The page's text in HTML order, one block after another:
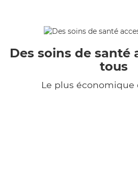
Des soins de santé
tous
Le plus économique